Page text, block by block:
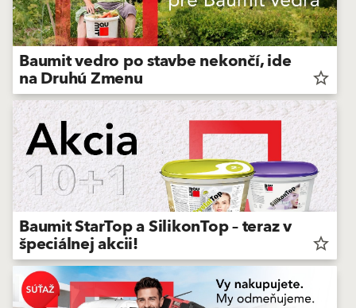
Baumit vedro po stavbe nekončí, ide
na Druhú Zmenu star_border
Baumit StarTop a SilikonTop – teraz v
špeciálnej akcii! star_border